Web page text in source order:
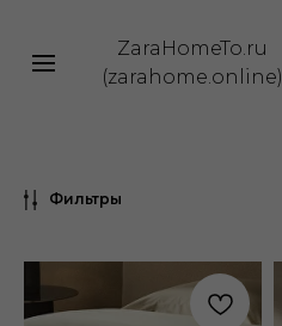
|||
ZaraHomeTo.ru
(zarahome.online)
Фильтры